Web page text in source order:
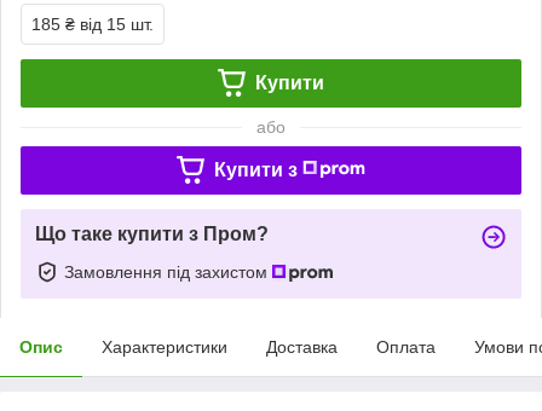
185 ₴ від 15 шт.
Купити
або
Купити з
Що таке купити з Пром?
Замовлення під захистом
Опис Характеристики Доставка Оплата Умови